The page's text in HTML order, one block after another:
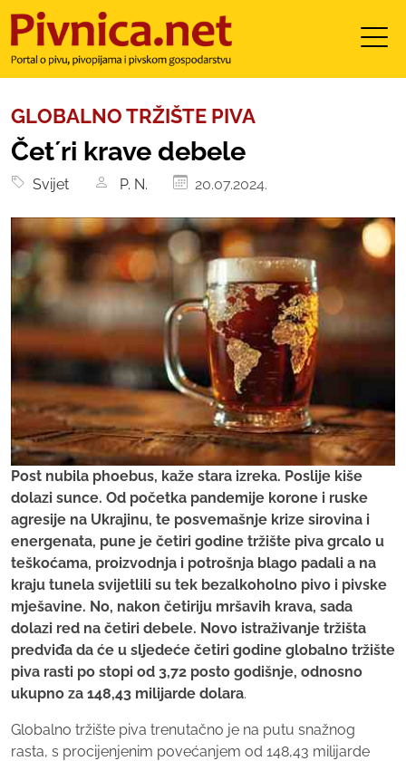
GLOBALNO TRŽIŠTE PIVA
Četʼri krave debele
Svijet P. N. 20.07.2024.
Post nubila phoebus, kaže stara izreka. Poslije kiše
dolazi sunce. Od početka pandemije korone i ruske
agresije na Ukrajinu, te posvemašnje krize sirovina i
energenata, pune je četiri godine tržište piva grcalo u
teškoćama, proizvodnja i potrošnja blago padali a na
kraju tunela svijetlili su tek bezalkoholno pivo i pivske
mješavine. No, nakon četiriju mršavih krava, sada
dolazi red na četiri debele. Novo istraživanje tržišta
predviđa da će u sljedeće četiri godine globalno tržište
piva rasti po stopi od 3,72 posto godišnje, odnosno
ukupno za 148,43 milijarde dolara.
Globalno tržište piva trenutačno je na putu snažnog
rasta, s procijenjenim povećanjem od 148,43 milijarde